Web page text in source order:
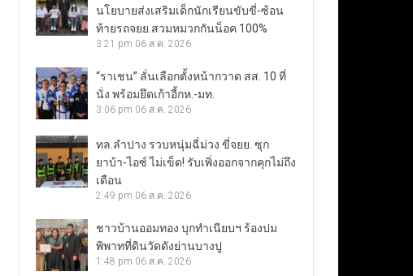
นโยบายส่งเสริมเด็กนักเรียนขับขี่-ซ้อน
ท้ายรถจยย.สวมหมวกกันน็อค 100%
3:21 pm 06 ส.ค. 2026
“ราเชน” ลั่นเลือกตั้งหน้ากวาด สส. 10 ที่
นั่ง พร้อมยึดเก้าอี้กห.-มท.
3:06 pm 06 ส.ค. 2026
ทล.ลำปาง รวบหนุ่มฉี่ม่วง ขี่จยย. ซุก
ยาบ้า-ไอซ์ ไม่เข็ด! รับเพิ่งออกจากคุกไม่ถึง
เดือน
2:49 pm 06 ส.ค. 2026
ชาวบ้านออมทอง บุกทำเนียบฯ ร้องปม
พิพาทที่ดินวัดดังย่านบางปู
1:48 pm 06 ส.ค. 2026